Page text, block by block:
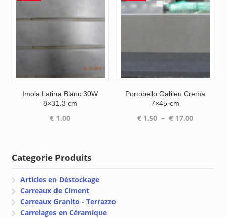
Imola Latina Blanc 30W
8×31.3 cm
€ 1.00
Portobello Galileu Crema
7×45 cm
€ 1.50 – € 17.00Plage
Categorie Produits
Articles en Déstockage
Carreaux de Ciment
Carreaux Granito - Terrazzo
Carrelages en Céramique